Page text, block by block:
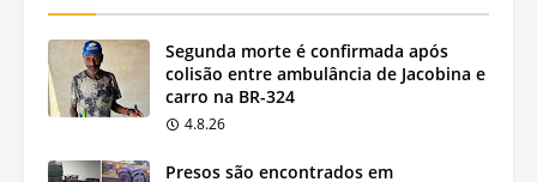
Segunda morte é confirmada após
colisão entre ambulância de Jacobina e
carro na BR-324
4.8.26
Presos são encontrados em